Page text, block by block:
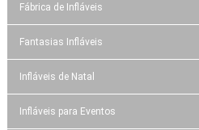
Fábrica de Infláveis
Fantasias Infláveis
Infláveis de Natal
Infláveis para Eventos